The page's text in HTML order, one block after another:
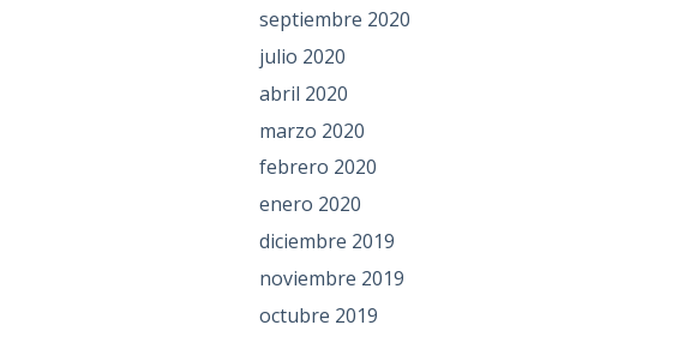
septiembre 2020
julio 2020
abril 2020
marzo 2020
febrero 2020
enero 2020
diciembre 2019
noviembre 2019
octubre 2019